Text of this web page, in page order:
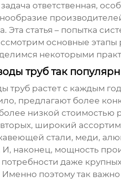
ответственная,
Эта статья – попытка
основные
некоторыми
труб так
трубрастет с каждым
предлагают более
низкой
широкий
стали, меди,
наконец, мощность
потребности даже
Именно поэтому так